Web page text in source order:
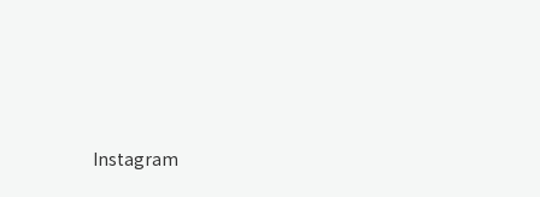
Instagram